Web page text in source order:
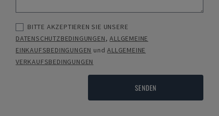
BITTE AKZEPTIEREN SIE UNSERE
DATENSCHUTZBEDINGUNGEN,ALLGEMEINE
EINKAUFSBEDINGUNGEN undALLGEMEINE
VERKAUFSBEDINGUNGEN
SENDEN